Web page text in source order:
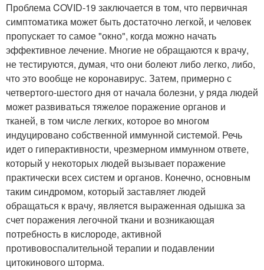
Проблема COVID-19 заключается в том, что первичная
симптоматика может быть достаточно легкой, и человек
пропускает то самое "окно", когда можно начать
эффективное лечение. Многие не обращаются к врачу,
не тестируются, думая, что они болеют либо легко, либо,
что это вообще не коронавирус. Затем, примерно с
четвертого-шестого дня от начала болезни, у ряда людей
может развиваться тяжелое поражение органов и
тканей, в том числе легких, которое во многом
индуцировано собственной иммунной системой. Речь
идет о гиперактивности, чрезмерном иммунном ответе,
который у некоторых людей вызывает поражение
практически всех систем и органов. Конечно, основным
таким синдромом, который заставляет людей
обращаться к врачу, является выраженная одышка за
счет поражения легочной ткани и возникающая
потребность в кислороде, активной
противовоспалительной терапии и подавлении
цитокинового шторма.